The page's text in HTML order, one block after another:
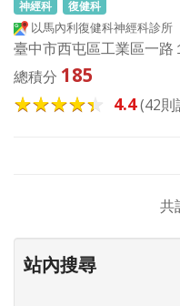
神經科 復健科
以馬內利復健科神經科診所
臺中市西屯區工業區一路
總積分 185
4.4(42則
共
站內搜尋